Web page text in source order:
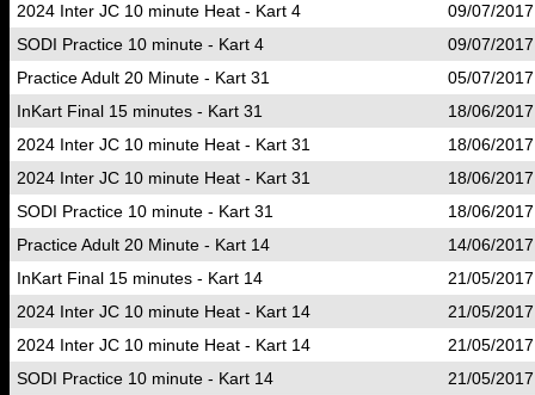
2024 Inter JC 10 minute Heat - Kart 4
09/07/
SODI Practice 10 minute - Kart 4
09/07/
Practice Adult 20 Minute - Kart 31
05/07/
InKart Final 15 minutes - Kart 31
18/06/
2024 Inter JC 10 minute Heat - Kart 31
18/06/
2024 Inter JC 10 minute Heat - Kart 31
18/06/
SODI Practice 10 minute - Kart 31
18/06/
Practice Adult 20 Minute - Kart 14
14/06/
InKart Final 15 minutes - Kart 14
21/05/
2024 Inter JC 10 minute Heat - Kart 14
21/05/
2024 Inter JC 10 minute Heat - Kart 14
21/05/
SODI Practice 10 minute - Kart 14
21/05/